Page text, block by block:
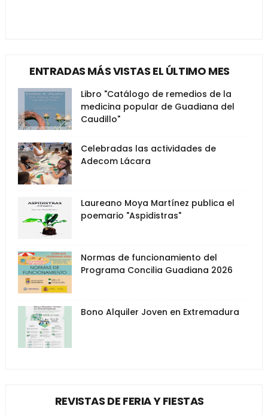
ENTRADAS MÁS VISTAS EL ÚLTIMO MES
Libro "Catálogo de remedios de la
medicina popular de Guadiana del
Caudillo"
Celebradas las actividades de
Adecom Lácara
Laureano Moya Martínez publica el
poemario "Aspidistras"
Normas de funcionamiento del
Programa Concilia Guadiana 2026
Bono Alquiler Joven en Extremadura
REVISTAS DE FERIA Y FIESTAS